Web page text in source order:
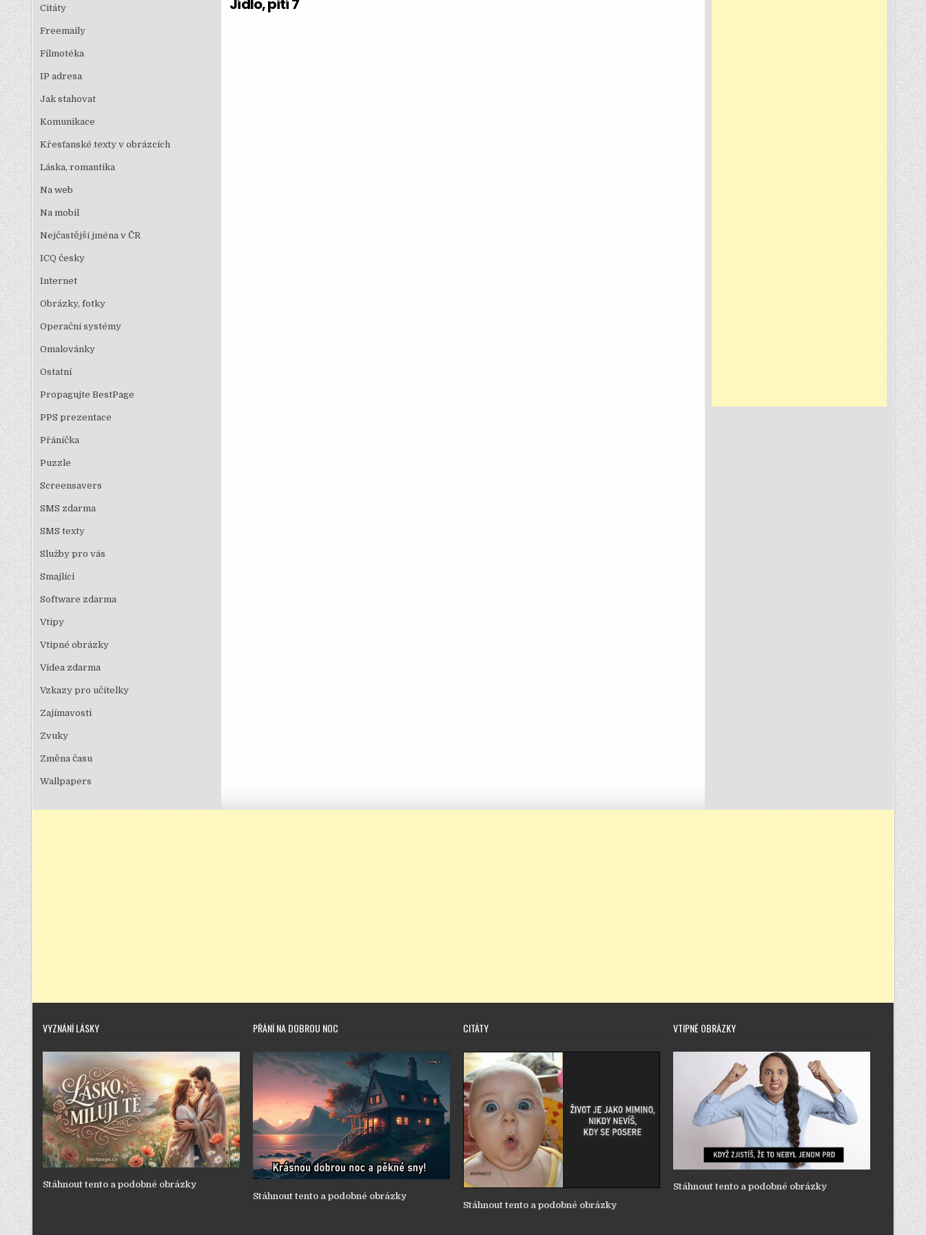
Jídlo, pití 7
Citáty
Freemaily
Filmotéka
IP adresa
Jak stahovat
Komunikace
Křesťanské texty v obrázcích
Láska, romantika
Na web
Na mobil
Nejčastější jména v ČR
ICQ česky
Internet
Obrázky, fotky
Operační systémy
Omalovánky
Ostatní
Propagujte BestPage
PPS prezentace
Přáníčka
Puzzle
Screensavers
SMS zdarma
SMS texty
Služby pro vás
Smajlíci
Software zdarma
Vtipy
Vtipné obrázky
Videa zdarma
Vzkazy pro učitelky
Zajímavosti
Zvuky
Změna času
Wallpapers
VYZNÁNÍ LÁSKY
Stáhnout tento a podobné obrázky
PŘÁNÍ NA DOBROU NOC
Stáhnout tento a podobné obrázky
CITÁTY
Stáhnout tento a podobné obrázky
VTIPNÉ OBRÁZKY
Stáhnout tento a podobné obrázky